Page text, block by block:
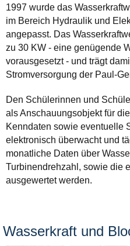
1997 wurde das
im Bereich Hydraulik und
angepasst. Das
zu 30 KW - eine genügende
vorausgesetzt - und trägt
Stromversorgung der Paul-
Den Schülerinnen und
als Anschauungsobjekt für
Kenndaten sowie eventuelle
elektronisch überwacht und
monatliche Daten über
Turbinendrehzahl, sowie die
ausgewertet werden.
Wasserkraft und